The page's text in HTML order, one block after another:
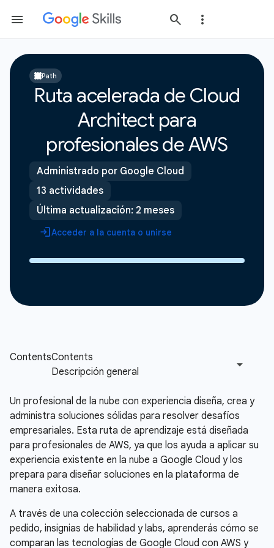
Path
Ruta acelerada de Cloud
Architect para
profesionales de AWS
Administrado por Google Cloud
13 actividades
Última actualización: 2 meses
Acceder a la cuenta o unirse
Un profesional de la nube con experiencia diseña, crea y
administra soluciones sólidas para resolver desafíos
empresariales. Esta ruta de aprendizaje está diseñada
para profesionales de AWS, ya que los ayuda a aplicar su
experiencia existente en la nube a Google Cloud y los
prepara para diseñar soluciones en la plataforma de
manera exitosa.
A través de una colección seleccionada de cursos a
pedido, insignias de habilidad y labs, aprenderás cómo se
comparan las tecnologías de Google Cloud con AWS y